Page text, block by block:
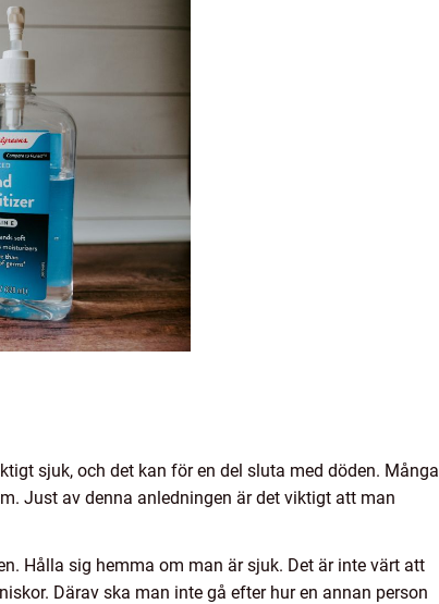
sjuk, och det kan för en del sluta med döden. Många
Just av denna anledningen är det viktigt att man
Hålla sig hemma om man är sjuk. Det är inte värt att
Därav ska man inte gå efter hur en annan person